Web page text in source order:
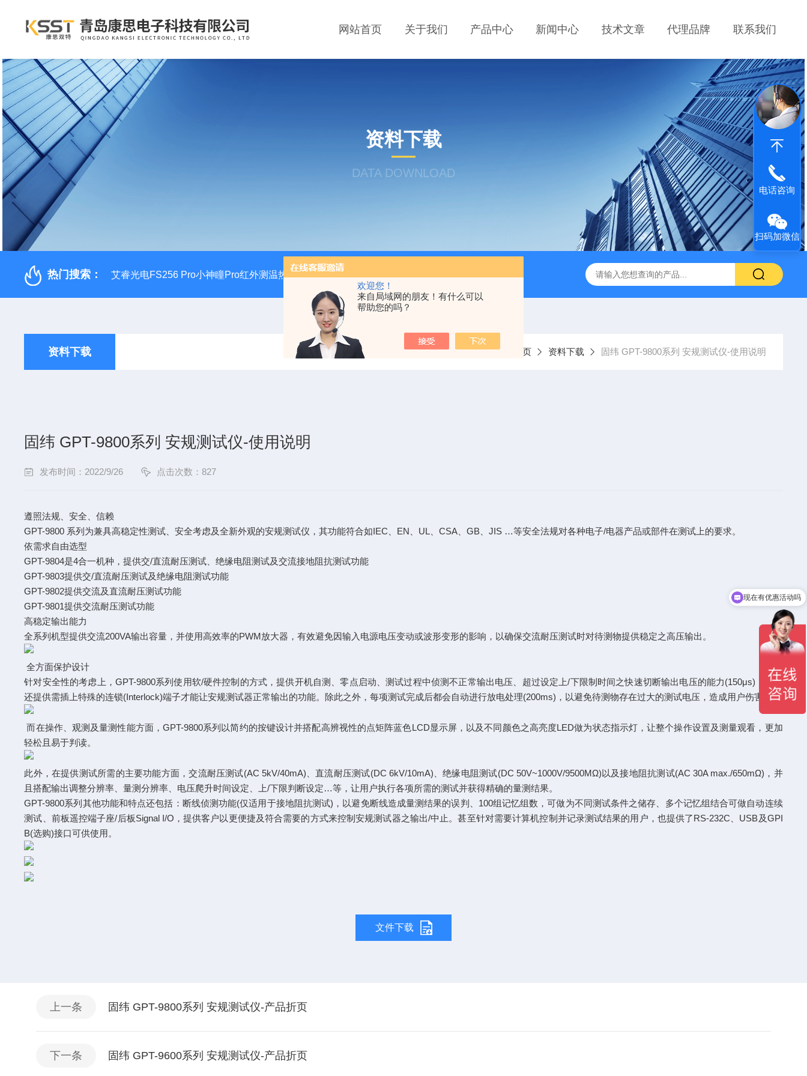
欢迎您！
来自局域网的朋友！有什么可以
帮助您的吗？
网站首页 关于我们 产品中心 新闻中心 技术文章 代理品牌 联系我们
资料下载
DATA DOWNLOAD
热门搜索： 艾睿光电FS256 Pro小神瞳Pro红外测温热像仪 固纬 AFG-2225 双通道任意波信号发生器 APS-7050E 交流电源 固纬 GSP-730 频谱分析仪 艾睿光电
资料下载 当前位置： 首页 资料下载 固纬 GPT-9800系列 安规测试仪-使用说明
固纬 GPT-9800系列 安规测试仪-使用说明
发布时间：2022/9/26 点击次数：827
遵照法规、安全、信赖
GPT-9800 系列为兼具高稳定性测试、安全考虑及全新外观的安规测试仪，其功能符合如IEC、EN、UL、CSA、GB、JIS …等安全法规对各种电子/电器产品或部件在测试上的要求。
依需求自由选型
GPT-9804是4合一机种，提供交/直流耐压测试、绝缘电阻测试及交流接地阻抗测试功能
GPT-9803提供交/直流耐压测试及绝缘电阻测试功能
GPT-9802提供交流及直流耐压测试功能
GPT-9801提供交流耐压测试功能
高稳定输出能力
全系列机型提供交流200VA输出容量，并使用高效率的PWM放大器，有效避免因输入电源电压变动或波形变形的影响，以确保交流耐压测试时对待测物提供稳定之高压输出。
全方面保护设计
针对安全性的考虑上，GPT-9800系列使用软/硬件控制的方式，提供开机自测、零点启动、测试过程中侦测不正常输出电压、超过设定上/下限制时间之快速切断输出电压的能力(150μs)，甚至
还提供需插上特殊的连锁(Interlock)端子才能让安规测试器正常输出的功能。除此之外，每项测试完成后都会自动进行放电处理(200ms)，以避免待测物存在过大的测试电压，造成用户伤害。
而在操作、观测及量测性能方面，GPT-9800系列以简约的按键设计并搭配高辨视性的点矩阵蓝色LCD显示屏，以及不同颜色之高亮度LED做为状态指示灯，让整个操作设置及测量观看，更加
轻松且易于判读。
此外，在提供测试所需的主要功能方面，交流耐压测试(AC 5kV/40mA)、直流耐压测试(DC 6kV/10mA)、绝缘电阻测试(DC 50V~1000V/9500MΩ)以及接地阻抗测试(AC 30A max./650mΩ)，并
且搭配输出调整分辨率、量测分辨率、电压爬升时间设定、上/下限判断设定…等，让用户执行各项所需的测试并获得精确的量测结果。
GPT-9800系列其他功能和特点还包括：断线侦测功能(仅适用于接地阻抗测试)，以避免断线造成量测结果的误判、100组记忆组数，可做为不同测试条件之储存、多个记忆组结合可做自动连续
测试、前板遥控端子座/后板Signal I/O，提供客户以更便捷及符合需要的方式来控制安规测试器之输出/中止。甚至针对需要计算机控制并记录测试结果的用户，也提供了RS-232C、USB及GPI
B(选购)接口可供使用。
文件下载
上一条 固纬 GPT-9800系列 安规测试仪-产品折页
下一条 固纬 GPT-9600系列 安规测试仪-产品折页
电话咨询
扫码加微信
可以介绍下你们的产品么